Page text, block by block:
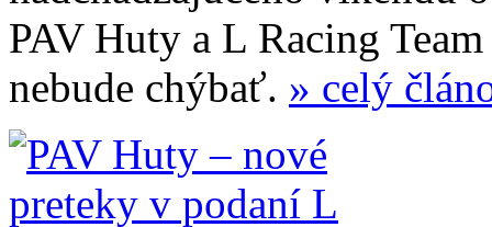
PAV Huty a L Racing
nebude chýbať. » celý